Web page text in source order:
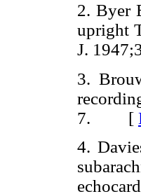
2. Byer
upright
J.
3.
7. [
4.